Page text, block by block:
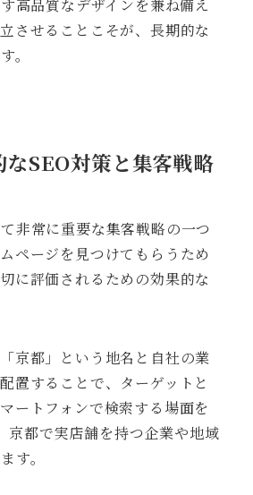
高品質なデザインを兼ね備え
させることこそが、長期的な
。
SEO対策と集客戦略
非常に重要な集客戦略の一つ
ページを見つけてもらうため
に評価されるための効果的な
京都」という地名と自社の業
置することで、ターゲットと
ートフォンで検索する場面を
都で実店舗を持つ企業や地域
す。